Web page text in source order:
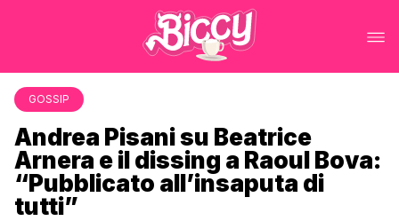
GOSSIP
Andrea Pisani su Beatrice
Arnera e il dissing a Raoul Bova:
“Pubblicato all’insaputa di
tutti”